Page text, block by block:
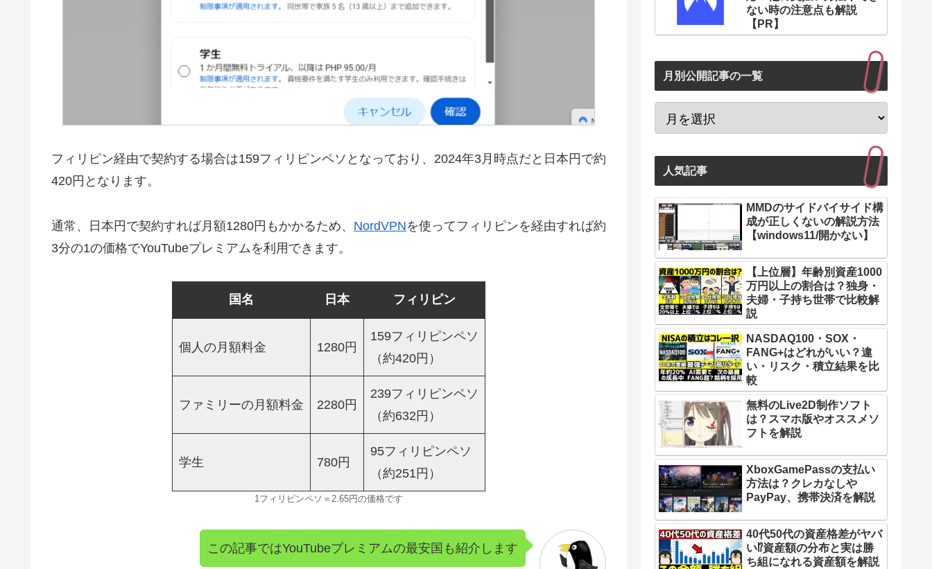
フィリピン経由で契約する場合は159フィリピンペソとなっており、2024年3月時点だと日本円で約
420円となります。
通常、日本円で契約すれば月額1280円もかかるため、 NordVPNを使ってフィリピンを経由すれば約
3分の1の価格でYouTubeプレミアムを利用できます。
国名 日本 フィリピン
個人の月額料金 1280円
159フィリピンペソ
（約420円）
ファミリーの月額料金 2280円
239フィリピンペソ
（約632円）
学生 780円
95フィリピンペソ
（約251円）
1フィリピンペソ＝2.65円の価格です
この記事ではYouTubeプレミアムの最安国も紹介します
ない時の注意点も解説
【PR】
月別公開記事の一覧
人気記事
MMDのサイドバイサイド構
成が正しくないの解説方法
【windows11/開かない】
【上位層】年齢別資産1000
万円以上の割合は？独身・
夫婦・子持ち世帯で比較解
説
NASDAQ100・SOX・
FANG+はどれがいい？違
い・リスク・積立結果を比
較
無料のLive2D制作ソフト
は？スマホ版やオススメソ
フトを解説
XboxGamePassの支払い
方法は？クレカなしや
PayPay、携帯決済を解説
40代50代の資産格差がヤバ
い⁉︎資産額の分布と実は勝
ち組になれる資産額を解説